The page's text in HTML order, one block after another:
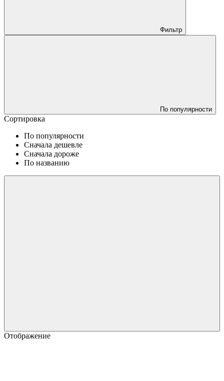
Фильтр
По популярности
Сортировка
По популярности
Сначала дешевле
Сначала дороже
По названию
Отображение